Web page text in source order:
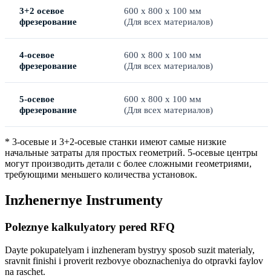
3+2 осевое
фрезерование
600 x 800 x 100 мм
(Для всех материалов)
4-осевое
фрезерование
600 x 800 x 100 мм
(Для всех материалов)
5-осевое
фрезерование
600 x 800 x 100 мм
(Для всех материалов)
* 3-осевые и 3+2-осевые станки имеют самые низкие
начальные затраты для простых геометрий. 5-осевые центры
могут производить детали с более сложными геометриями,
требующими меньшего количества установок.
Inzhenernye Instrumenty
Poleznye kalkulyatory pered RFQ
Dayte pokupatelyam i inzheneram bystryy sposob suzit materialy,
sravnit finishi i proverit rezbovye oboznacheniya do otpravki faylov
na raschet.